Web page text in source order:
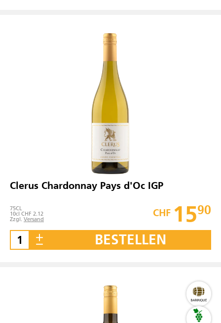
Clerus Chardonnay Pays d'Oc IGP
75CL
10cl CHF 2.12
Zzgl. Versand
CHF 1590
BESTELLEN